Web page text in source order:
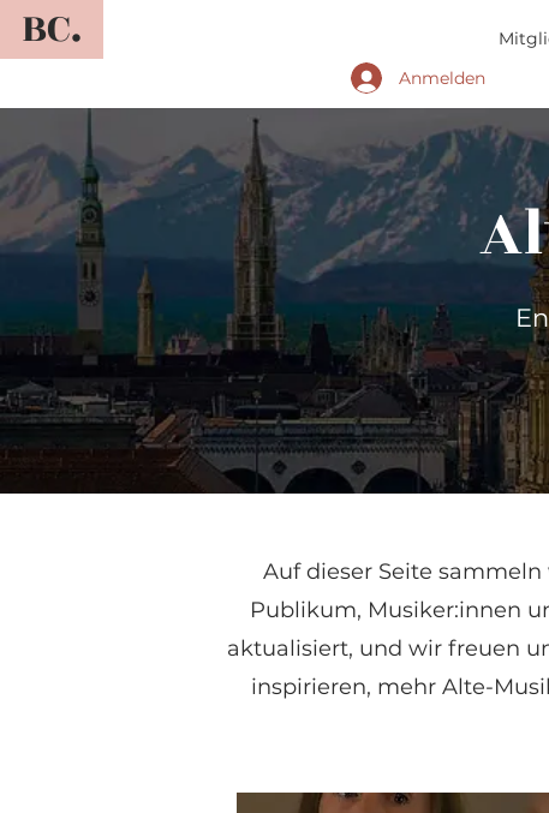
BC.
Anmelden
Auf dieser Seite
Publikum, Musiker:innen
aktualisiert, und wir freuen
inspirieren, mehr Alte-